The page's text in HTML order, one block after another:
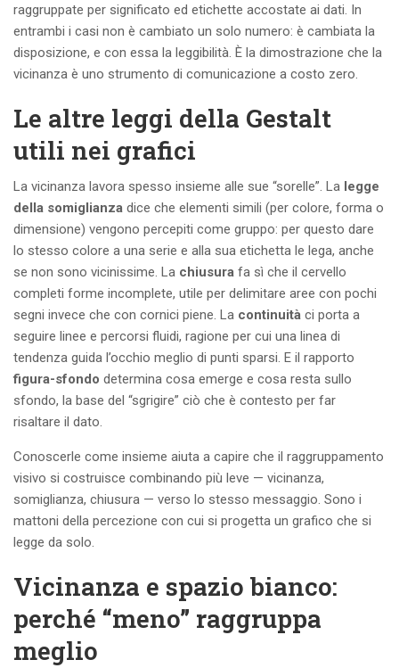
raggruppate per significato ed etichette accostate ai dati. In
entrambi i casi non è cambiato un solo numero: è cambiata la
disposizione, e con essa la leggibilità. È la dimostrazione che la
vicinanza è uno strumento di comunicazione a costo zero.
Le altre leggi della Gestalt
utili nei grafici
La vicinanza lavora spesso insieme alle sue “sorelle”. La legge
della somiglianza dice che elementi simili (per colore, forma o
dimensione) vengono percepiti come gruppo: per questo dare
lo stesso colore a una serie e alla sua etichetta le lega, anche
se non sono vicinissime. La chiusura fa sì che il cervello
completi forme incomplete, utile per delimitare aree con pochi
segni invece che con cornici piene. La continuità ci porta a
seguire linee e percorsi fluidi, ragione per cui una linea di
tendenza guida l’occhio meglio di punti sparsi. E il rapporto
figura-sfondo determina cosa emerge e cosa resta sullo
sfondo, la base del “sgrigire” ciò che è contesto per far
risaltare il dato.
Conoscerle come insieme aiuta a capire che il raggruppamento
visivo si costruisce combinando più leve — vicinanza,
somiglianza, chiusura — verso lo stesso messaggio. Sono i
mattoni della percezione con cui si progetta un grafico che si
legge da solo.
Vicinanza e spazio bianco:
perché “meno” raggruppa
meglio